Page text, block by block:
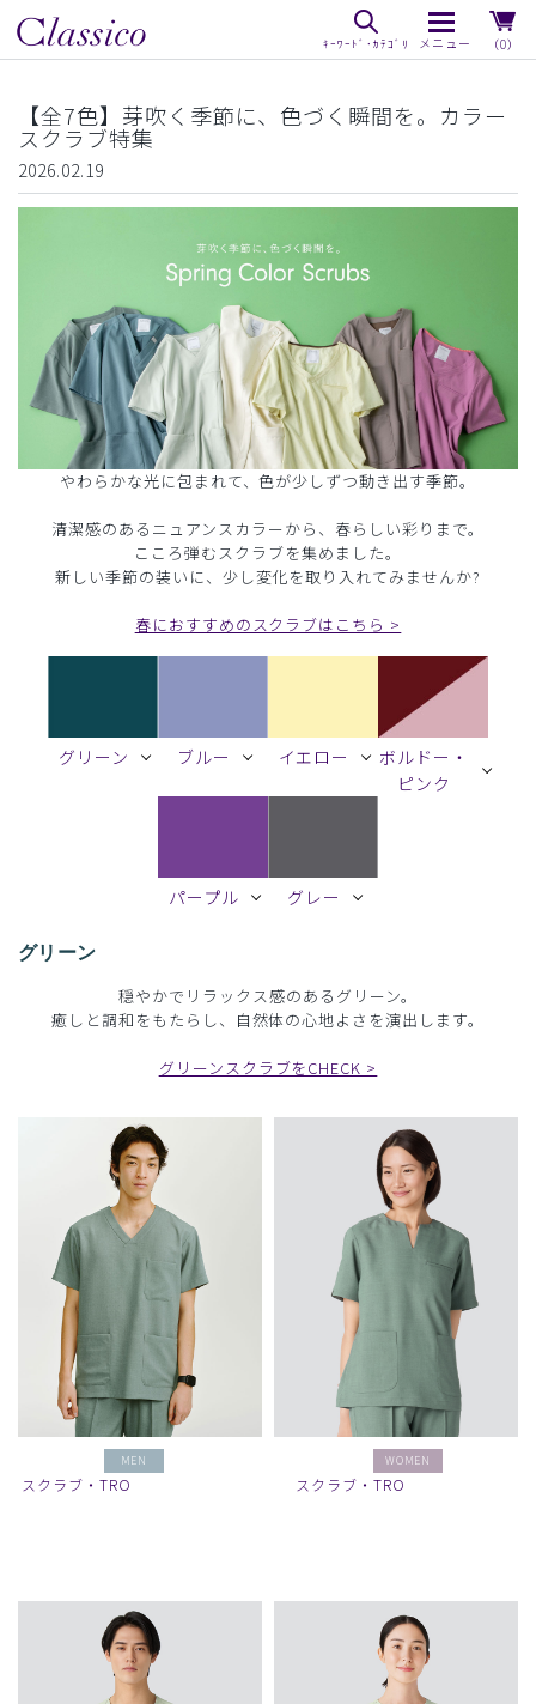
（0）
【全7色】芽吹く季節に、色づく瞬間を。カラー
スクラブ特集
2026.02.19
やわらかな光に包まれて、色が少しずつ動き出す季節。
清潔感のあるニュアンスカラーから、春らしい彩りまで。
こころ弾むスクラブを集めました。
新しい季節の装いに、少し変化を取り入れてみませんか?
春におすすめのスクラブはこちら >
グリーン ブルー イエロー
ボルドー・
ピンク
パープル グレー
グリーン
穏やかでリラックス感のあるグリーン。
癒しと調和をもたらし、自然体の心地よさを演出します。
グリーンスクラブをCHECK >
MEN
スクラブ・TRO
WOMEN
スクラブ・TRO